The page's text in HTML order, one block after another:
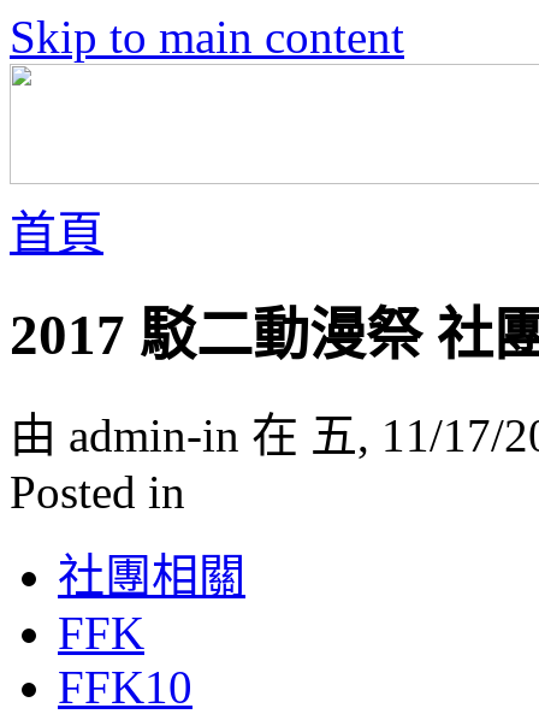
Skip to main content
首頁
2017 駁二動漫祭 社
由 admin-in 在 五, 11/17/
Posted in
社團相關
FFK
FFK10